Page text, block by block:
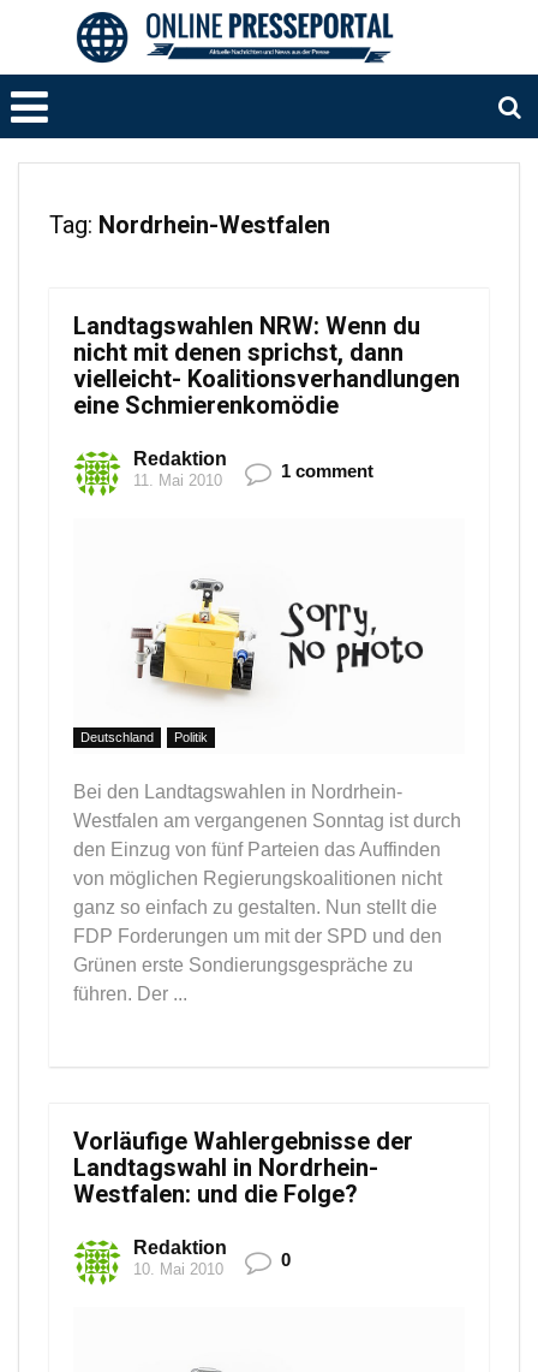
Tag: Nordrhein-Westfalen
Landtagswahlen NRW: Wenn du
nicht mit denen sprichst, dann
vielleicht- Koalitionsverhandlungen
eine Schmierenkomödie
Redaktion
11. Mai 2010 1 comment
Deutschland Politik
Bei den Landtagswahlen in Nordrhein-
Westfalen am vergangenen Sonntag ist durch
den Einzug von fünf Parteien das Auffinden
von möglichen Regierungskoalitionen nicht
ganz so einfach zu gestalten. Nun stellt die
FDP Forderungen um mit der SPD und den
Grünen erste Sondierungsgespräche zu
führen. Der ...
Vorläufige Wahlergebnisse der
Landtagswahl in Nordrhein-
Westfalen: und die Folge?
Redaktion
10. Mai 2010 0